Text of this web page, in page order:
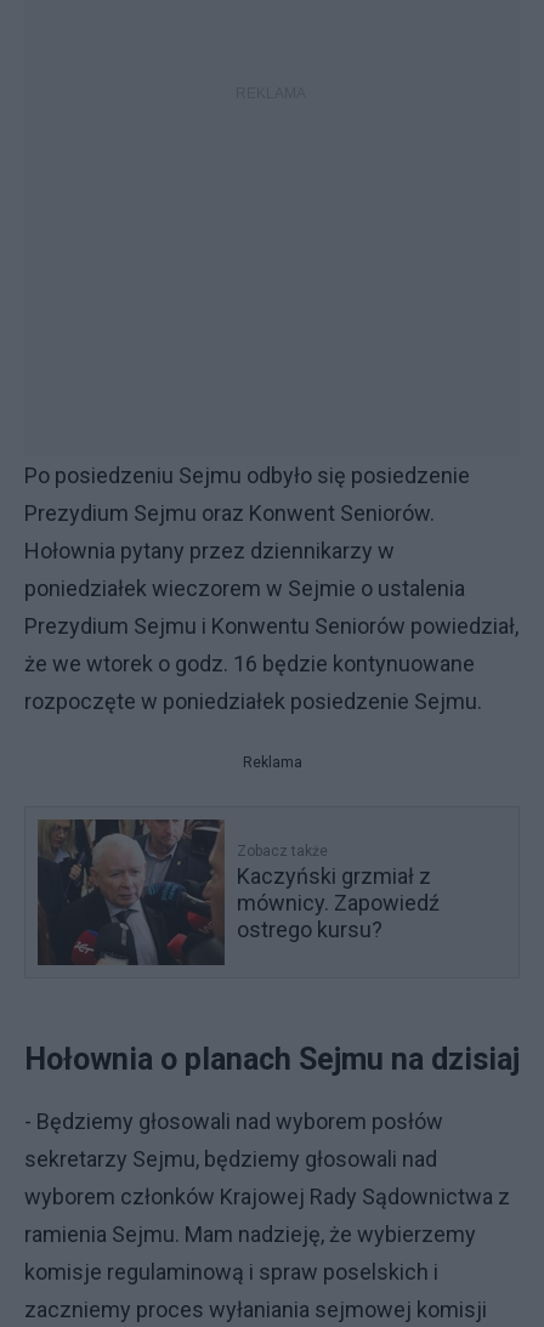
Po posiedzeniu Sejmu odbyło się posiedzenie
Prezydium Sejmu oraz Konwent Seniorów.
Hołownia pytany przez dziennikarzy w
poniedziałek wieczorem w Sejmie o ustalenia
Prezydium Sejmu i Konwentu Seniorów powiedział,
że we wtorek o godz. 16 będzie kontynuowane
rozpoczęte w poniedziałek posiedzenie Sejmu.
Reklama
Zobacz także
Kaczyński grzmiał z
mównicy. Zapowiedź
ostrego kursu?
Hołownia o planach Sejmu na dzisiaj
- Będziemy głosowali nad wyborem posłów
sekretarzy Sejmu, będziemy głosowali nad
wyborem członków Krajowej Rady Sądownictwa z
ramienia Sejmu. Mam nadzieję, że wybierzemy
komisje regulaminową i spraw poselskich i
zaczniemy proces wyłaniania sejmowej komisji